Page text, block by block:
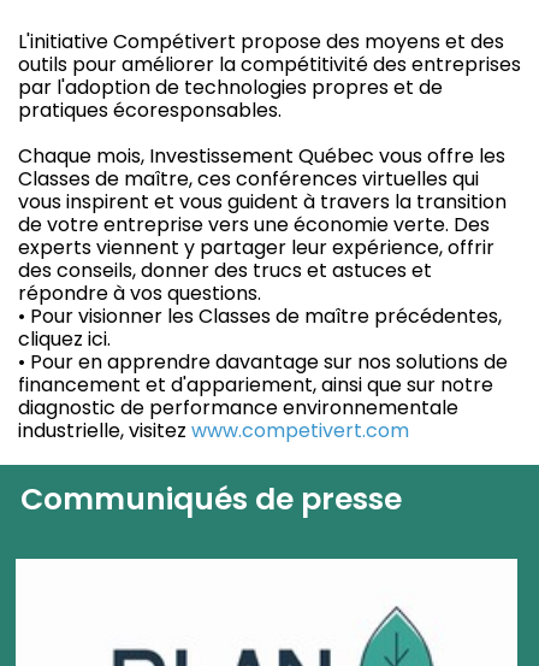
L'initiative Compétivert propose des moyens et des
outils pour améliorer la compétitivité des entreprises
par l'adoption de technologies propres et de
pratiques écoresponsables.
Chaque mois, Investissement Québec vous offre les
Classes de maître, ces conférences virtuelles qui
vous inspirent et vous guident à travers la transition
de votre entreprise vers une économie verte. Des
experts viennent y partager leur expérience, offrir
des conseils, donner des trucs et astuces et
répondre à vos questions.
• Pour visionner les Classes de maître précédentes,
cliquez ici.
• Pour en apprendre davantage sur nos solutions de
financement et d'appariement, ainsi que sur notre
diagnostic de performance environnementale
industrielle, visitez www.competivert.com
Communiqués de presse